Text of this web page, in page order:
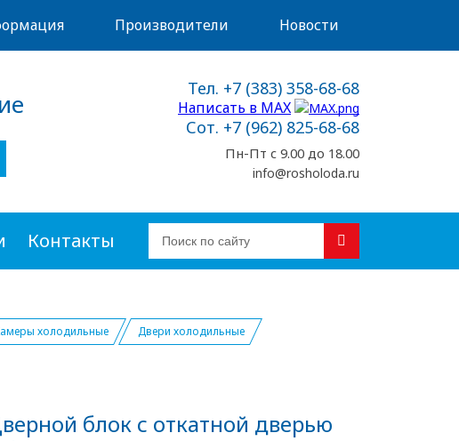
Производители Новости
Тел. +7 (383) 358-68-68
Написать в MAX
Сот. +7 (962) 825-68-68
Пн-Пт с 9.00 до 18.00
info@rosholoda.ru
Контакты
холодильные Двери холодильные
блок с откатной дверью